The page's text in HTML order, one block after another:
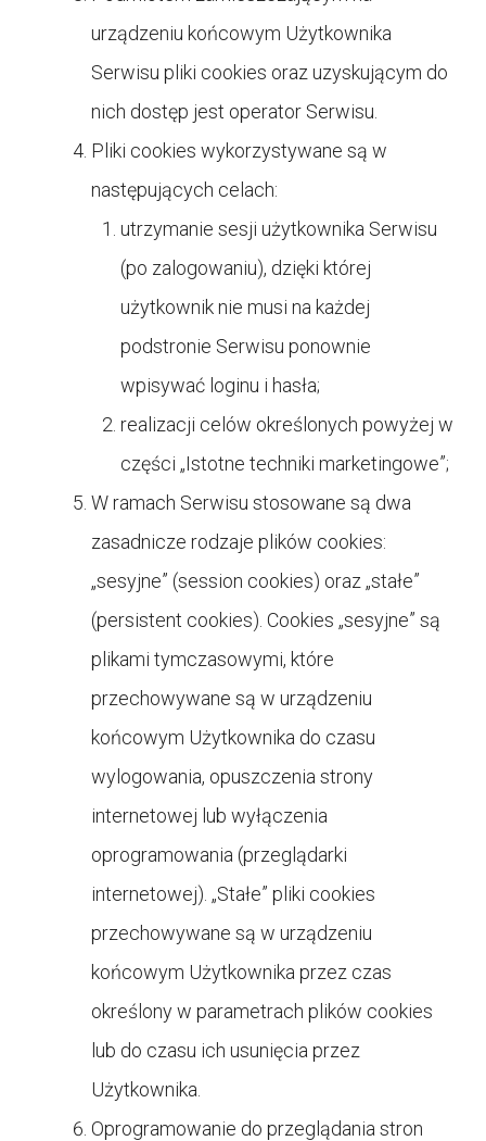
urządzeniu końcowym Użytkownika
Serwisu pliki cookies oraz uzyskującym do
nich dostęp jest operator Serwisu.
Pliki cookies wykorzystywane są w
następujących celach:
utrzymanie sesji użytkownika Serwisu
(po zalogowaniu), dzięki której
użytkownik nie musi na każdej
podstronie Serwisu ponownie
wpisywać loginu i hasła;
realizacji celów określonych powyżej w
części „Istotne techniki marketingowe”;
W ramach Serwisu stosowane są dwa
zasadnicze rodzaje plików cookies:
„sesyjne” (session cookies) oraz „stałe”
(persistent cookies). Cookies „sesyjne” są
plikami tymczasowymi, które
przechowywane są w urządzeniu
końcowym Użytkownika do czasu
wylogowania, opuszczenia strony
internetowej lub wyłączenia
oprogramowania (przeglądarki
internetowej). „Stałe” pliki cookies
przechowywane są w urządzeniu
końcowym Użytkownika przez czas
określony w parametrach plików cookies
lub do czasu ich usunięcia przez
Użytkownika.
Oprogramowanie do przeglądania stron